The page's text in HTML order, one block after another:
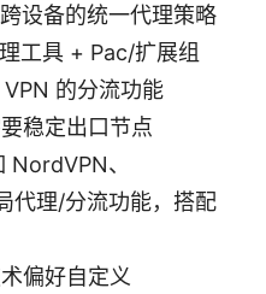
设备的统一代理策略
工具 + Pac/扩展组
的分流功能
稳定出口节点
NordVPN、
代理/分流功能，搭配
偏好自定义